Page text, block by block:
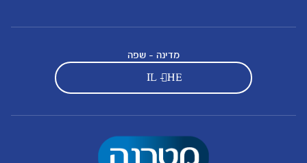
מדינה - שפה
IL - HE